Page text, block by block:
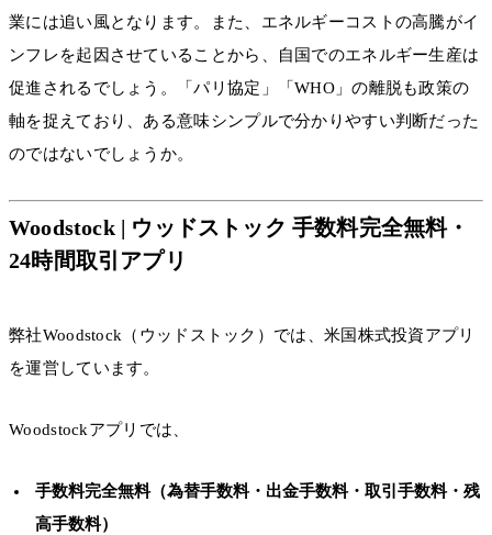
業には追い風となります。また、エネルギーコストの高騰がイ
ンフレを起因させていることから、自国でのエネルギー生産は
促進されるでしょう。「パリ協定」「WHO」の離脱も政策の
軸を捉えており、ある意味シンプルで分かりやすい判断だった
のではないでしょうか。
Woodstock | ウッドストック 手数料完全無料・
24時間取引アプリ
弊社Woodstock（ウッドストック）では、米国株式投資アプリ
を運営しています。
Woodstockアプリでは、
手数料完全無料（為替手数料・出金手数料・取引手数料・残
高手数料）